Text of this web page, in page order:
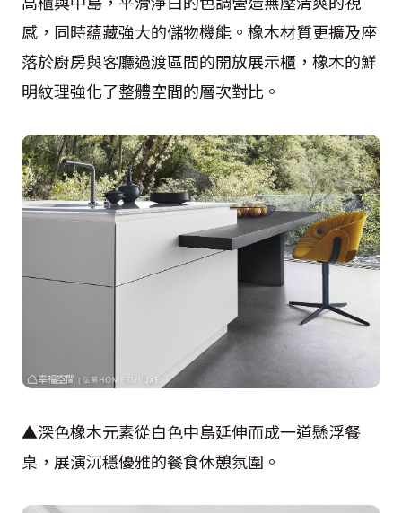
感，同時蘊藏強大的儲物機能。橡木材質更擴及座
落於廚房與客廳過渡區間的開放展示櫃，橡木的鮮
明紋理強化了整體空間的層次對比。
▲深色橡木元素從白色中島延伸而成一道懸浮餐
桌，展演沉穩優雅的餐食休憩氛圍。